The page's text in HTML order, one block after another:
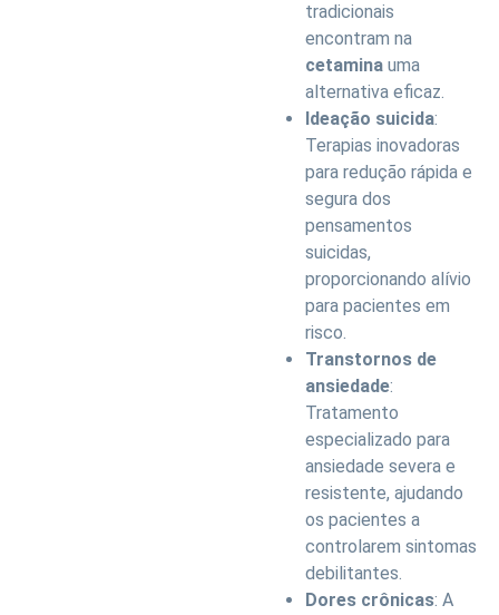
tradicionais
encontram na
cetamina uma
alternativa eficaz.
Ideação suicida:
Terapias inovadoras
para redução rápida e
segura dos
pensamentos
suicidas,
proporcionando alívio
para pacientes em
risco.
Transtornos de
ansiedade:
Tratamento
especializado para
ansiedade severa e
resistente, ajudando
os pacientes a
controlarem sintomas
debilitantes.
Dores crônicas: A